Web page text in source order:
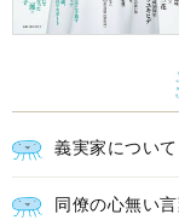
義実家につい
同僚の心無い